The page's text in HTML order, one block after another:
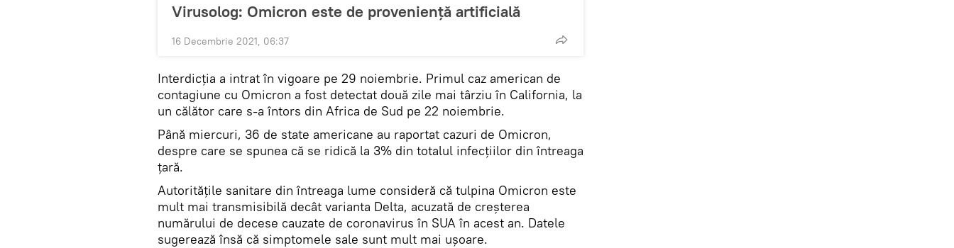
Virusolog: Omicron este de proveniență artificială
16 Decembrie 2021, 06:37
Interdicția a intrat în vigoare pe 29 noiembrie. Primul caz american de
contagiune cu Omicron a fost detectat două zile mai târziu în California, la
un călător care s-a întors din Africa de Sud pe 22 noiembrie.
Până miercuri, 36 de state americane au raportat cazuri de Omicron,
despre care se spunea că se ridică la 3% din totalul infecțiilor din întreaga
țară.
Autoritățile sanitare din întreaga lume consideră că tulpina Omicron este
mult mai transmisibilă decât varianta Delta, acuzată de creșterea
numărului de decese cauzate de coronavirus în SUA în acest an. Datele
sugerează însă că simptomele sale sunt mult mai ușoare.